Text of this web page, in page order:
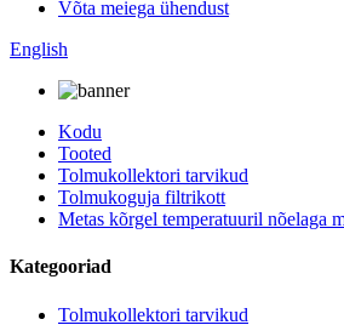
Võta meiega ühendust
English
Kodu
Tooted
Tolmukollektori tarvikud
Tolmukoguja filtrikott
Metas kõrgel temperatuuril nõelaga
Kategooriad
Tolmukollektori tarvikud